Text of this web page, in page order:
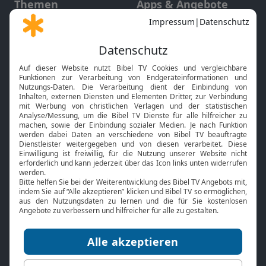
Themen
Gott und Bibel erklärt
Neuigkeiten
Apps & Angebote
Mobile App
Smart TV
HbbTV
Bibelthek Online-Bibel
Nächster Gottesdienst
Bibel TV
Über uns
Jobs
Mediadaten
Service
Kontakt
TV-Empfang